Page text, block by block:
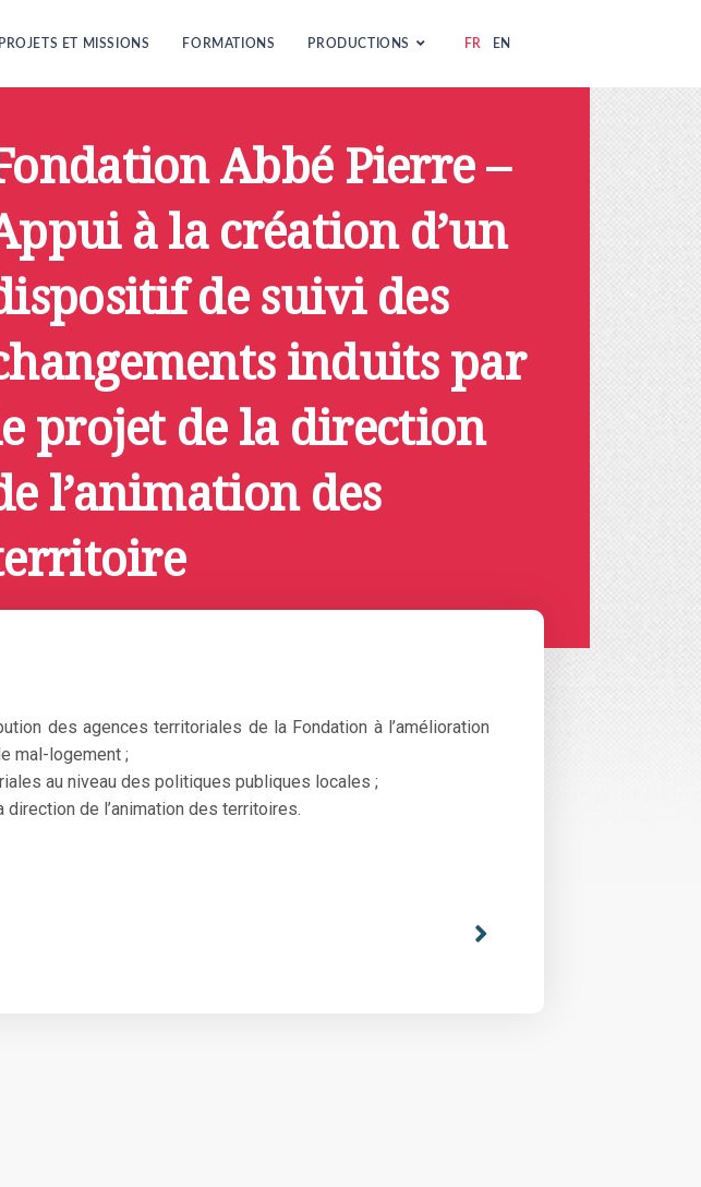
PROJETS ET MISSIONS FORMATIONS PRODUCTIONS FR EN
Abbé Pierre –
à la création d’un
de suivi des
induits par
projet de la direction
l’animation des
des agences territoriales de la Fondation à l’amélioration
mal-logement ;
au niveau des politiques publiques locales ;
de l’animation des territoires.